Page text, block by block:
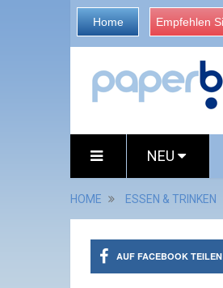
Home Empfehlen
NEU
HOME ESSEN & TRINKEN
AUF FACEBOOK TEILEN